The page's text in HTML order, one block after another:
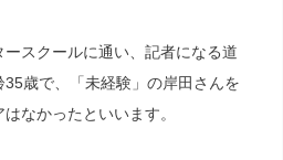
スクールに通い、記者になる道
歳で、「未経験」の岸田さんを
なかったといいます。